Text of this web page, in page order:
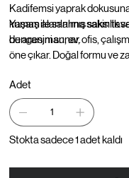
Kadifemsi yaprak
kumaş ile sarılmış saksı
dengesini sunar.
Yaşam alanlarına sakinlik
bu aranjman; ev, ofis,
öne çıkar. Doğal formu ve
Adet
Stokta sadece 1 adet kaldı